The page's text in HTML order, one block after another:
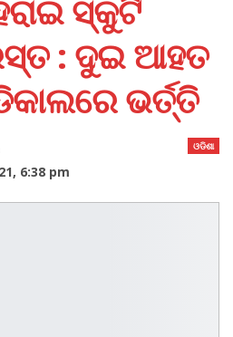
ସ୍କୁଟି
: ଦୁଇ ଆହତ
ଭ‌ର୍ତ୍ତି
ଓଡିଶା
6:38 pm